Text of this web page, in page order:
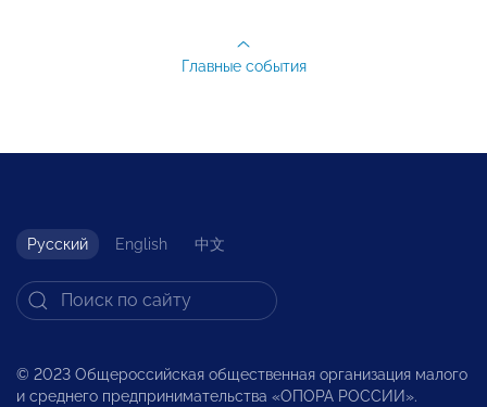
Главные события
Русский English 中文
© 2023 Общероссийская общественная организация малого
и среднего предпринимательства «ОПОРА РОССИИ».